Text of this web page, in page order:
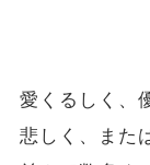
愛くるしく、
悲しく、また